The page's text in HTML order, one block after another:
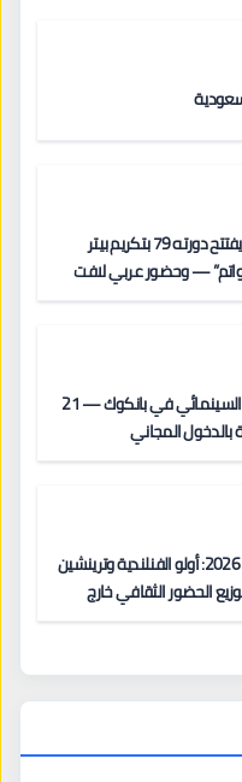
مهرجان كان السينمائي يفتتح دورته 79 بتكريم بيتر
— وحضور عربي لافت
مهرجان الاتحاد الأوروبي السينمائي في بانكوك — 21
عاصمتا الثقافة الأوروبية 2026: أولو الفنلندية وترينشين
الحضور الثقافي خارج